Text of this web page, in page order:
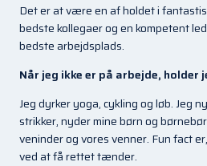
Det er at være en af holdet i
bedste kollegaer og en kompetent
bedste arbejdsplads.
Når jeg ikke er på arbejde, holder
Jeg dyrker yoga, cykling og løb. Jeg
strikker, nyder mine børn og
veninder og vores venner. Fun fact
ved at få rettet tænder.